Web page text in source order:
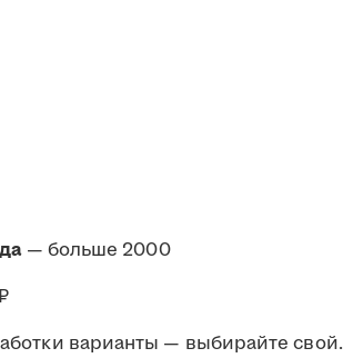
— больше 2000
варианты — выбирайте свой.